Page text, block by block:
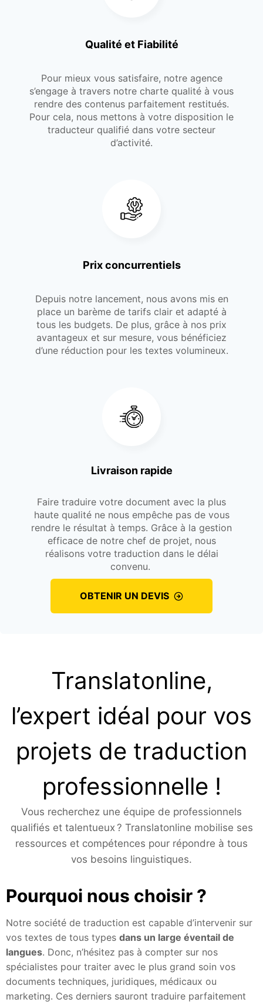
Qualité et Fiabilité
Pour mieux vous satisfaire, notre agence
s’engage à travers notre charte qualité à vous
rendre des contenus parfaitement restitués.
Pour cela, nous mettons à votre disposition le
traducteur qualifié dans votre secteur
d’activité.
Prix concurrentiels
Depuis notre lancement, nous avons mis en
place un barème de tarifs clair et adapté à
tous les budgets. De plus, grâce à nos prix
avantageux et sur mesure, vous bénéficiez
d’une réduction pour les textes volumineux.
Livraison rapide
Faire traduire votre document avec la plus
haute qualité ne nous empêche pas de vous
rendre le résultat à temps. Grâce à la gestion
efficace de notre chef de projet, nous
réalisons votre traduction dans le délai
convenu.
OBTENIR UN DEVIS
Translatonline,
l’expert idéal pour vos
projets de traduction
professionnelle !
Vous recherchez une équipe de professionnels
qualifiés et talentueux ? Translatonline mobilise ses
ressources et compétences pour répondre à tous
vos besoins linguistiques.
Pourquoi nous choisir ?
Notre société de traduction est capable d’intervenir sur
vos textes de tous types dans un large éventail de
langues. Donc, n’hésitez pas à compter sur nos
spécialistes pour traiter avec le plus grand soin vos
documents techniques, juridiques, médicaux ou
marketing. Ces derniers sauront traduire parfaitement